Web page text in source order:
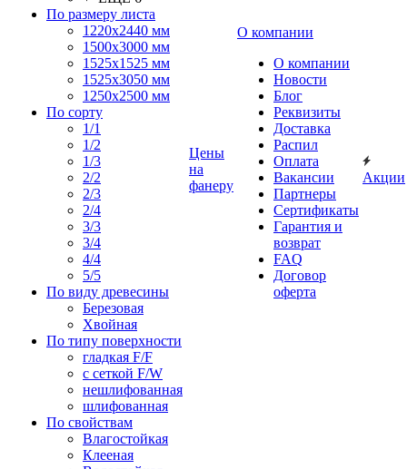
По размеру листа
1220х2440 мм
1500х3000 мм
1525x1525 мм
1525х3050 мм
1250х2500 мм
По сорту
1/1
1/2
1/3
2/2
2/3
2/4
3/3
3/4
4/4
5/5
По виду древесины
Березовая
Хвойная
По типу поверхности
гладкая F/F
с сеткой F/W
нешлифованная
шлифованная
По свойствам
Влагостойкая
Клееная
Цены
на
фанеру
О компании
О компании
Новости
Блог
Реквизиты
Доставка
Распил
Оплата
Вакансии
Партнеры
Сертификаты
Гарантия и
возврат
FAQ
Договор
оферта
Акции